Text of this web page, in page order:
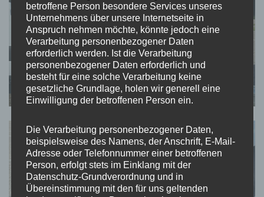
betroffene Person besondere Services unseres
Unternehmens über unsere Internetseite in
Anspruch nehmen möchte, könnte jedoch eine
Verarbeitung personenbezogener Daten
erforderlich werden. Ist die Verarbeitung
personenbezogener Daten erforderlich und
besteht für eine solche Verarbeitung keine
gesetzliche Grundlage, holen wir generell eine
Einwilligung der betroffenen Person ein.
Die Verarbeitung personenbezogener Daten,
beispielsweise des Namens, der Anschrift, E-Mail-
Adresse oder Telefonnummer einer betroffenen
Person, erfolgt stets im Einklang mit der
Datenschutz-Grundverordnung und in
Übereinstimmung mit den für uns geltenden